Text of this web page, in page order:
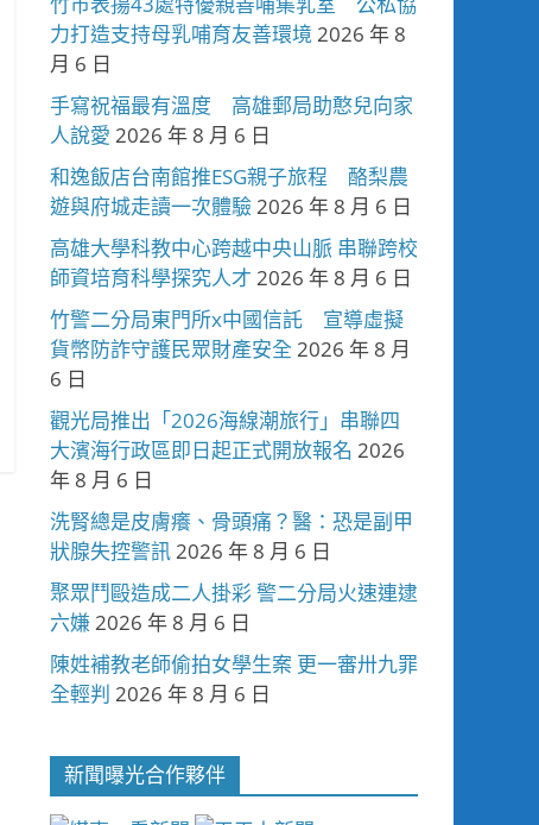
力打造支持母乳哺育友善環境2026 年 8
月 6 日
手寫祝福最有溫度 高雄郵局助憨兒向家
人說愛 2026 年 8 月 6 日
和逸飯店台南館推ESG親子旅程 酪梨農
遊與府城走讀一次體驗2026 年 8 月 6 日
高雄大學科教中心跨越中央山脈 串聯跨校
師資培育科學探究人才 2026 年 8 月 6 日
竹警二分局東門所x中國信託 宣導虛擬
貨幣防詐守護民眾財產安全 2026 年 8 月
6 日
觀光局推出「2026海線潮旅行」串聯四
大濱海行政區即日起正式開放報名 2026
年 8 月 6 日
洗腎總是皮膚癢、骨頭痛？醫：恐是副甲
狀腺失控警訊2026 年 8 月 6 日
聚眾鬥毆造成二人掛彩 警二分局火速連逮
六嫌2026 年 8 月 6 日
陳姓補教老師偷拍女學生案 更一審卅九罪
全輕判 2026 年 8 月 6 日
新聞曝光合作夥伴